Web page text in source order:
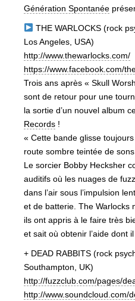
Génération Spontanée
THE WARLOCKS (rock
Los Angeles, USA)
http://www.thewarlocks.com/
https://www.facebook.com/
Trois ans après « Skull
sont de retour pour une
la sortie d’un nouvel album
Records !
« Cette bande glisse
route sombre teintée de
Le sorcier Bobby Hecksher
auditifs où les nuages de
dans l’air sous l’impulsion
et de batterie. The Warlocks
ils ont appris à le faire très b
et sait où obtenir l’aide dont
+ DEAD RABBITS (rock
Southampton, UK)
http://fuzzclub.com/pages/
http://www.soundcloud.com/